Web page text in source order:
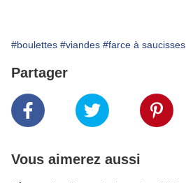
#boulettes #viandes #farce à saucisses
Partager
Vous aimerez aussi